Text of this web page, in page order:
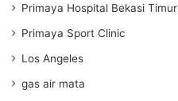
Primaya Hospital Bekasi Timur
Primaya Sport Clinic
Los Angeles
gas air mata